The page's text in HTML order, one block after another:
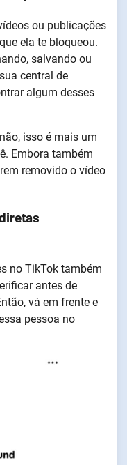
ou publicações
ela te bloqueou.
salvando ou
central de
algum desses
isso é mais um
Embora também
removido o vídeo
no TikTok também
antes de
vá em frente e
pessoa no